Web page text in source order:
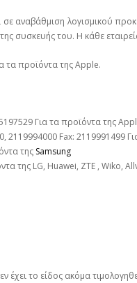
λογισμικού
συσκευής του. Η κάθε
τα προϊόντα της Apple.
Για τα προϊόντα της
2119994000 Fax: 2119991499
της Samsung
της LG, Huawei, ΖΤΕ , Wiko,
το είδος ακόμα